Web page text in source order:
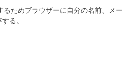
るためブラウザーに自分の名前、メー
る。